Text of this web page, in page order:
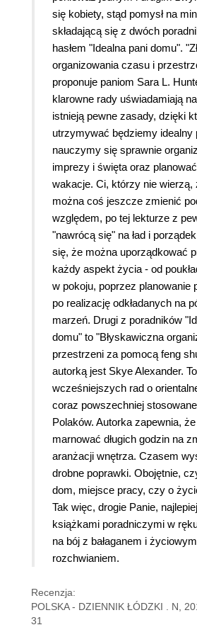
się kobiety, stąd pomysł na
składającą się z dwóch
hasłem "Idealna pani domu".
organizowania czasu i
proponuje paniom Sara L.
klarowne rady uświadamiają
istnieją pewne zasady, dzięki
utrzymywać będziemy idealny
nauczymy się sprawnie
imprezy i święta oraz
wakacje. Ci, którzy nie wierzą,
można coś jeszcze zmienić
względem, po tej lekturze z
"nawrócą się" na ład i
się, że można uporządkować
każdy aspekt życia - od
w pokoju, poprzez planowanie
po realizację odkładanych na
marzeń. Drugi z poradników
domu" to "Błyskawiczna
przestrzeni za pomocą feng
autorką jest Skye Alexander.
wcześniejszych rad o
coraz powszechniej
Polaków. Autorka zapewnia,
marnować długich godzin na
aranżacji wnętrza. Czasem
drobne poprawki. Obojętnie,
dom, miejsce pracy, czy o
Tak więc, drogie Panie,
książkami poradniczymi w
na bój z bałaganem i życiowym
rozchwianiem.
Recenzja:
POLSKA - DZIENNIK ŁÓDZKI . N,
31